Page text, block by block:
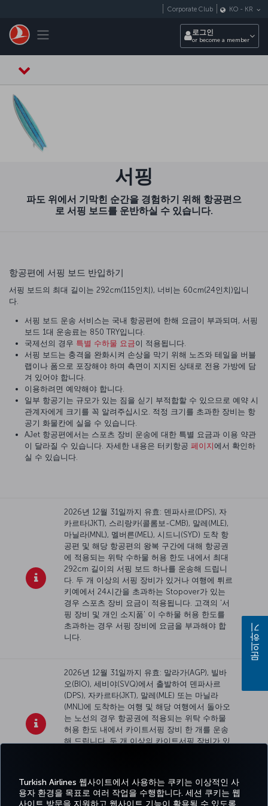
Turkish Airlines 웹사이트에서 사용하는 쿠키는 이상적인 사
용자 환경을 목표로 여러 작업을 수행합니다. 세션 쿠키는 웹
사이트 방문을 지원하고 웹사이트 기능이 활용될 수 있도록
Toggle navigation
Corporate Club KO - KR
로그인
or become a member
서핑
파도 위에서 기막힌 순간을 경험하기 위해 항공편으
로 서핑 보드를 운반하실 수 있습니다.
항공편에 서핑 보드 반입하기
서핑 보드의 최대 길이는 292cm(115인치), 너비는 60cm(24인치)입니
다.
서핑 보드 운송 서비스는 국내 항공편에 한해 요금이 부과되며, 서핑
보드 1대 운송료는 850 TRY입니다.
국제선의 경우 특별 수하물 요금이 적용됩니다.
서핑 보드는 충격을 완화시켜 손상을 막기 위해 노즈와 테일을 버블
랩이나 폼으로 포장해야 하며 측면이 지지된 상태로 전용 가방에 담
겨 있어야 합니다.
이용하려면 예약해야 합니다.
일부 항공기는 규모가 있는 짐을 싣기 부적합할 수 있으므로 예약 시
관계자에게 크기를 꼭 알려주십시오. 적정 크기를 초과한 장비는 항
공기 화물칸에 실을 수 있습니다.
AJet 항공편에서는 스포츠 장비 운송에 대한 특별 요금과 이용 약관
이 달라질 수 있습니다. 자세한 내용은 터키항공 페이지에서 확인하
실 수 있습니다.
2026년 12월 31일까지 유효: 덴파사르(DPS), 자
카르타(JKT), 스리랑카(콜롬보-CMB), 말레(MLE),
마닐라(MNL), 멜버른(MEL), 시드니(SYD) 도착 항
공편 및 해당 항공편의 왕복 구간에 대해 항공권
에 적용되는 위탁 수하물 허용 한도 내에서 최대
292cm 길이의 서핑 보드 하나를 운송해 드립니
다. 두 개 이상의 서핑 장비가 있거나 여행에 튀르
키예에서 24시간을 초과하는 Stopover가 있는
경우 스포츠 장비 요금이 적용됩니다. 고객의 '서
핑 장비 및 개인 소지품' 이 수하물 허용 한도를
초과하는 경우 서핑 장비에 요금을 부과해야 합
니다.
2026년 12월 31일까지 유효: 말라가(AGP), 빌바
오(BIO), 세비야(SVQ)에서 출발하여 덴파사르
(DPS), 자카르타(JKT), 말레(MLE) 또는 마닐라
(MNL)에 도착하는 여행 및 해당 여행에서 돌아오
는 노선의 경우 항공권에 적용되는 위탁 수하물
허용 한도 내에서 카이트서핑 장비 한 개를 운송
해 드립니다. 두 개 이상의 카이트서핑 장비가 있
문의하기